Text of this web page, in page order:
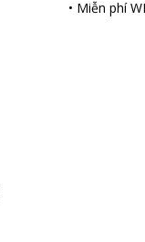
• Miễn phí